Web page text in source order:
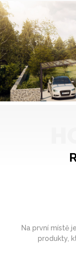
Na první místě
produkty,